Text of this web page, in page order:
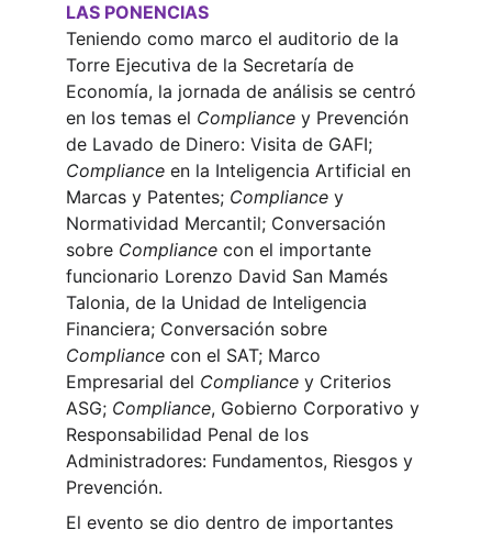
LAS PONENCIAS
Teniendo como marco el auditorio de la
Torre Ejecutiva de la Secretaría de
Economía, la jornada de análisis se centró
en los temas el Compliance y Prevención
de Lavado de Dinero: Visita de GAFI;
Compliance en la Inteligencia Artificial en
Marcas y Patentes; Compliance y
Normatividad Mercantil; Conversación
sobre Compliance con el importante
funcionario Lorenzo David San Mamés
Talonia, de la Unidad de Inteligencia
Financiera; Conversación sobre
Compliance con el SAT; Marco
Empresarial del Compliance y Criterios
ASG; Compliance, Gobierno Corporativo y
Responsabilidad Penal de los
Administradores: Fundamentos, Riesgos y
Prevención.
El evento se dio dentro de importantes